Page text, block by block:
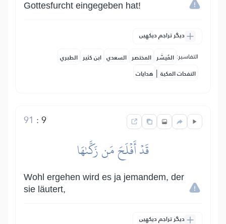
Gottesfurcht eingegeben hat!
دیگر تراجم دیکھیں
التفاسير: المُيسَّر المختصر السعدي ابن كثير الطبري
النفحات المكية | هدايات
9
:
91
قَدۡ أَفۡلَحَ مَن زَكَّىٰهَا
Wohl ergehen wird es ja jemandem, der
sie läutert,
دیگر تراجم دیکھیں